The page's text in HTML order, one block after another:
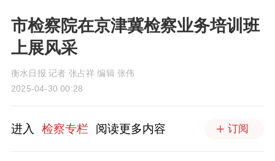
市检察院在京津冀检察业务培训班
上展风采
衡水日报 记者 张占祥 编辑 张伟
2025-04-30 00:28
进入 检察专栏 阅读更多内容 订阅